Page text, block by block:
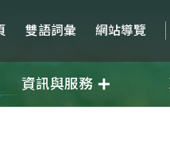
雙語詞彙 網站導覽
資訊與服務